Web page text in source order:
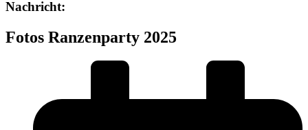
Nachricht:
Fotos Ranzenparty 2025